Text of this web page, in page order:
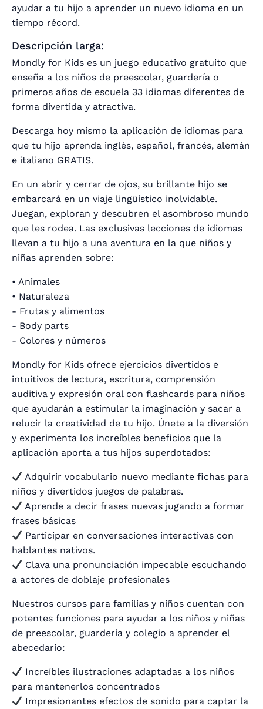
ayudar a tu hijo a aprender un nuevo idioma en un
tiempo récord.
Descripción larga:
Mondly for Kids es un juego educativo gratuito que
enseña a los niños de preescolar, guardería o
primeros años de escuela 33 idiomas diferentes de
forma divertida y atractiva.
Descarga hoy mismo la aplicación de idiomas para
que tu hijo aprenda inglés, español, francés, alemán
e italiano GRATIS.
En un abrir y cerrar de ojos, su brillante hijo se
embarcará en un viaje lingüístico inolvidable.
Juegan, exploran y descubren el asombroso mundo
que les rodea. Las exclusivas lecciones de idiomas
llevan a tu hijo a una aventura en la que niños y
niñas aprenden sobre:
• Animales
• Naturaleza
- Frutas y alimentos
- Body parts
- Colores y números
Mondly for Kids ofrece ejercicios divertidos e
intuitivos de lectura, escritura, comprensión
auditiva y expresión oral con flashcards para niños
que ayudarán a estimular la imaginación y sacar a
relucir la creatividad de tu hijo. Únete a la diversión
y experimenta los increíbles beneficios que la
aplicación aporta a tus hijos superdotados:
Adquirir vocabulario nuevo mediante fichas para
niños y divertidos juegos de palabras.
Aprende a decir frases nuevas jugando a formar
frases básicas
Participar en conversaciones interactivas con
hablantes nativos.
Clava una pronunciación impecable escuchando
a actores de doblaje profesionales
Nuestros cursos para familias y niños cuentan con
potentes funciones para ayudar a los niños y niñas
de preescolar, guardería y colegio a aprender el
abecedario:
Increíbles ilustraciones adaptadas a los niños
para mantenerlos concentrados
Impresionantes efectos de sonido para captar la